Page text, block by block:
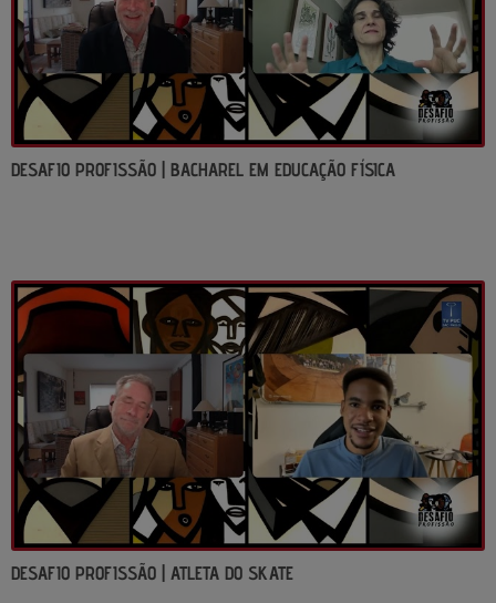
DESAFIO PROFISSÃO | BACHAREL EM EDUCAÇÃO FÍSICA
DESAFIO PROFISSÃO | ATLETA DO SKATE